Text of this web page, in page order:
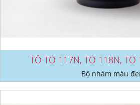
TÔ TO 117N, TO 118N, TO
Bộ nhám màu